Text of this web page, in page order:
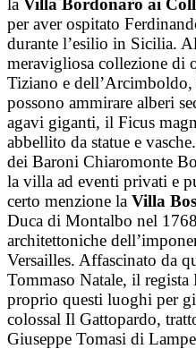
la Villa Bordonaro ai
per aver ospitato
durante l’esilio in Sicilia.
meravigliosa collezione di
Tiziano e dell’Arcimboldo,
possono ammirare alberi
agavi giganti, il Ficus
abbellito da statue e
dei Baroni Chiaromonte
la villa ad eventi privati e
certo menzione la Villa
Duca di Montalbo nel
architettoniche
Versailles. Affascinato da
Tommaso Natale, il
proprio questi luoghi per
colossal Il Gattopardo,
Giuseppe Tomasi di